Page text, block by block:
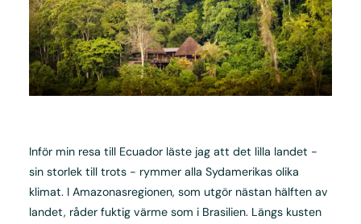
Inför min resa till Ecuador läste jag att det lilla landet -
sin storlek till trots - rymmer alla Sydamerikas olika
klimat. I Amazonasregionen, som utgör nästan hälften av
landet, råder fuktig värme som i Brasilien. Längs kusten